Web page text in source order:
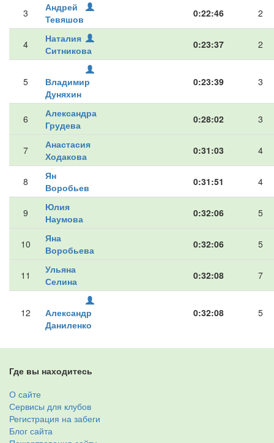
3
Андрей
Тевяшов
0:22:46 2
4
Наталия
Ситникова
0:23:37 2
5
Владимир
Дуняхин
0:23:39 3
6
Александра
Грудева
0:28:02 3
7
Анастасия
Ходакова
0:31:03 4
8
Ян
Воробьев
0:31:51 4
9
Юлия
Наумова
0:32:06 5
10
Яна
Воробьева
0:32:06 5
11
Ульяна
Селина
0:32:08 7
12
Александр
Даниленко
0:32:08 5
Где вы находитесь
О сайте
Сервисы для клубов
Регистрация на забеги
Блог сайта